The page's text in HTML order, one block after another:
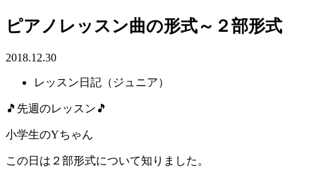
ピアノレッスン曲の形式～２部形式
2018.12.30
レッスン日記（ジュニア）
🎵先週のレッスン🎵
小学生のYちゃん
この日は２部形式について知りました。